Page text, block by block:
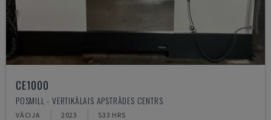
CE1000
POSMILL - VERTIKĀLAIS APSTRĀDES CENTRS
VĀCIJA 2023 533 HRS